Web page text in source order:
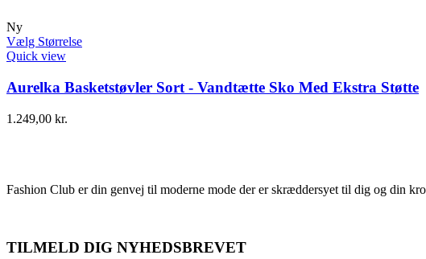
Ny
Vælg Størrelse
Quick view
Aurelka Basketstøvler Sort - Vandtætte Sko Med Ekstra Støtte
1.249,00 kr.
Fashion Club er din genvej til moderne mode der er skræddersyet til dig og din
TILMELD DIG NYHEDSBREVET